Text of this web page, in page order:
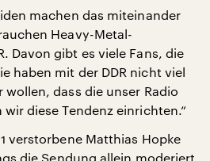
machen das miteinander
Heavy-Metal-
Davon gibt es viele Fans, die
haben mit der DDR nicht viel
dass die unser Radio
diese Tendenz einrichten.“
verstorbene Matthias Hopke
die Sendung allein moderiert